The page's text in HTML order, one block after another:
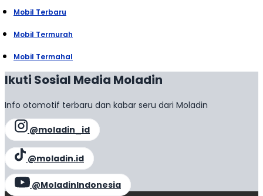
Mobil Terbaru
Mobil Termurah
Mobil Termahal
Ikuti Sosial Media Moladin
Info otomotif terbaru dan kabar seru dari Moladin
@moladin_id
@moladin.id
@MoladinIndonesia